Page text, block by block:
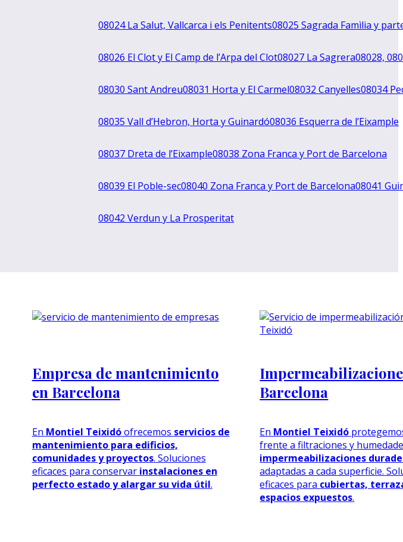
08024 La Salut, Vallcarca i els Penitents08025 Sagrada Famìlia y
08026 El Clot y El Camp de l’Arpa del Clot08027 La Sagrera08028,
08030 Sant Andreu08031 Horta y El Carmel08032 Canyelles08034
08035 Vall d’Hebron, Horta y Guinardó08036 Esquerra de l’Eixample
08037 Dreta de l’Eixample08038 Zona Franca y Port de Barcelona
08039 El Poble-sec08040 Zona Franca y Port de Barcelona08041
08042 Verdun y La Prosperitat
Empresa de mantenimiento
en Barcelona
En Montiel Teixidóofrecemos servicios de
mantenimiento para edificios,
comunidades y proyectos. Soluciones
eficaces para conservar instalaciones en
perfecto estado y alargar su vida útil.
Barcelona
En Montiel Teixidó
frente a filtraciones y
impermeabilizaciones
adaptadas a cada superficie.
eficaces para cubiertas,
espacios expuestos.